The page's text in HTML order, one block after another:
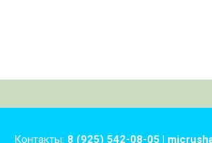
Контакты: 8 (925) 542-08-05 |